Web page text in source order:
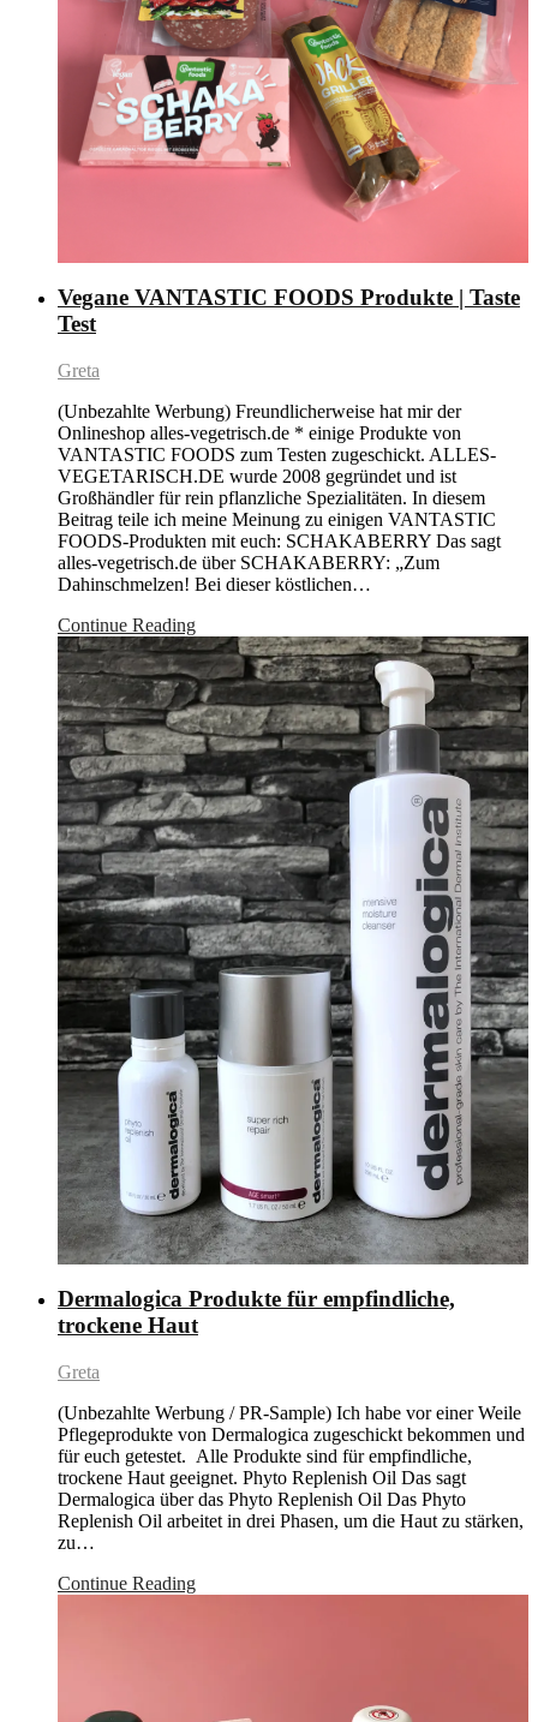
Vegane VANTASTIC FOODS Produkte | Taste
Test
Greta
(Unbezahlte Werbung) Freundlicherweise hat mir der
Onlineshop alles-vegetrisch.de * einige Produkte von
VANTASTIC FOODS zum Testen zugeschickt. ALLES-
VEGETARISCH.DE wurde 2008 gegründet und ist
Großhändler für rein pflanzliche Spezialitäten. In diesem
Beitrag teile ich meine Meinung zu einigen VANTASTIC
FOODS-Produkten mit euch: SCHAKABERRY Das sagt
alles-vegetrisch.de über SCHAKABERRY: „Zum
Dahinschmelzen! Bei dieser köstlichen…
Continue Reading
Dermalogica Produkte für empfindliche,
trockene Haut
Greta
(Unbezahlte Werbung / PR-Sample) Ich habe vor einer Weile
Pflegeprodukte von Dermalogica zugeschickt bekommen und
für euch getestet. Alle Produkte sind für empfindliche,
trockene Haut geeignet. Phyto Replenish Oil Das sagt
Dermalogica über das Phyto Replenish Oil Das Phyto
Replenish Oil arbeitet in drei Phasen, um die Haut zu stärken,
zu…
Continue Reading